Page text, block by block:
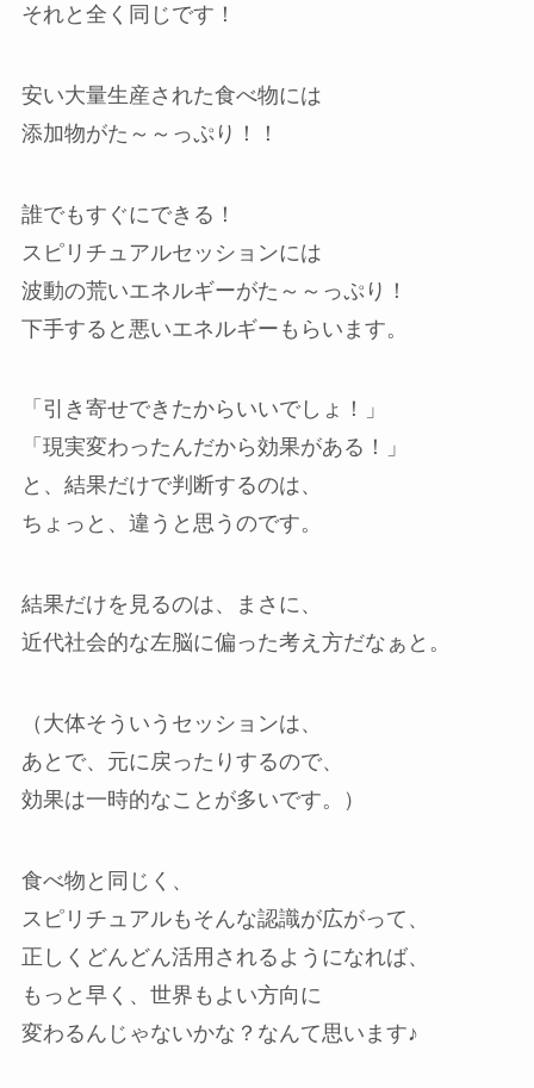
それと全く同じです！
安い大量生産された食べ物には
添加物がた～～っぷり！！
誰でもすぐにできる！
スピリチュアルセッションには
波動の荒いエネルギーがた～～っぷり！
下手すると悪いエネルギーもらいます。
「引き寄せできたからいいでしょ！」
「現実変わったんだから効果がある！」
と、結果だけで判断するのは、
ちょっと、違うと思うのです。
結果だけを見るのは、まさに、
近代社会的な左脳に偏った考え方だなぁと。
（大体そういうセッションは、
あとで、元に戻ったりするので、
効果は一時的なことが多いです。）
食べ物と同じく、
スピリチュアルもそんな認識が広がって、
正しくどんどん活用されるようになれば、
もっと早く、世界もよい方向に
変わるんじゃないかな？なんて思います♪